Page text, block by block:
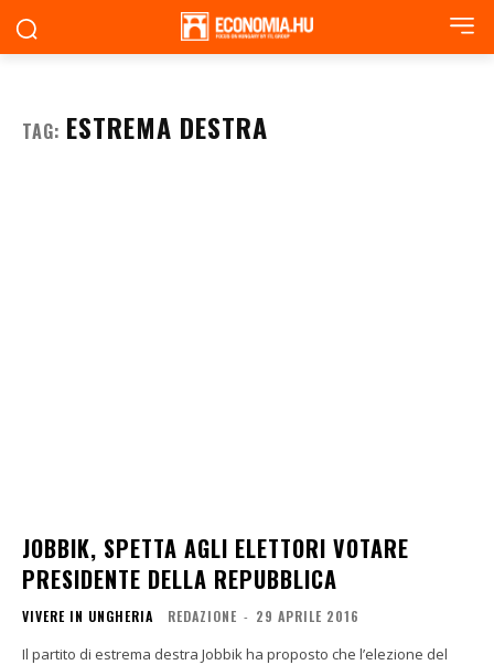
TAG: ESTREMA DESTRA
JOBBIK, SPETTA AGLI ELETTORI VOTARE
PRESIDENTE DELLA REPUBBLICA
VIVERE IN UNGHERIA REDAZIONE - 29 APRILE 2016
Il partito di estrema destra Jobbik ha proposto che l’elezione del